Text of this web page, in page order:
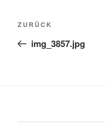
Beitragsnavigation
Vorheriger
Beitrag
ZURÜCK
img_3857.jpg